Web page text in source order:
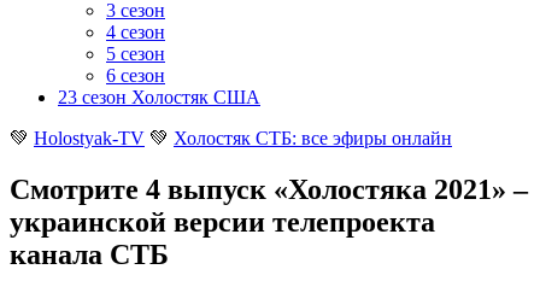
3 сезон
4 сезон
5 сезон
6 сезон
23 сезон Холостяк США
💚 Holostyak-TV 💚 Холостяк СТБ: все эфиры онлайн
Смотрите 4 выпуск «Холостяка 2021» –
украинской версии телепроекта
канала СТБ